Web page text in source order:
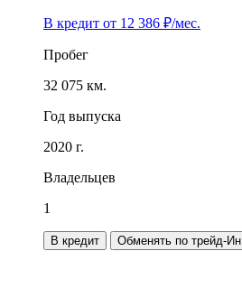
В кредит от 12 386 ₽/мес.
Пробег
32 075 км.
Год выпуска
2020 г.
Владельцев
1
В кредит Обменять по трейд-Ин